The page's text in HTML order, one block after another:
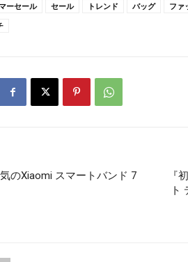
ーセール セール トレンド バッグ ファ
気のXiaomi スマートバンド 7
『
ト